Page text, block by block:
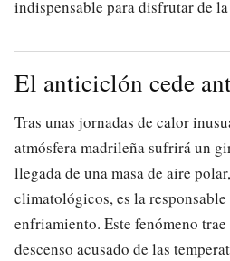
indispensable para disfrutar de
El anticiclón cede
Tras unas jornadas de calor
atmósfera madrileña sufrirá un
llegada de una masa de aire
climatológicos, es la
enfriamiento. Este fenómeno
descenso acusado de las